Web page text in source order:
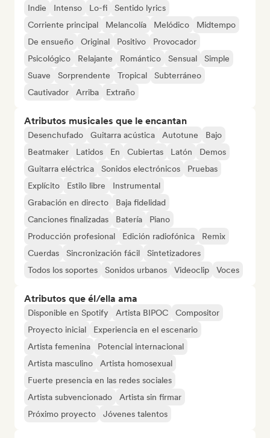
Indie
Intenso Lo-fi
Sentido lyrics
Corriente principal
Melancolía Melódico
Midtempo
De ensueño
Original Positivo
Provocador
Psicológico
Relajante Romántico Sensual
Simple
Suave
Sorprendente Tropical
Subterráneo
Cautivador
Arriba Extraño
Atributos musicales que le encantan
Desenchufado Guitarra acústica Autotune
Bajo
Beatmaker
Latidos En Cubiertas Latón
Demos
Guitarra eléctrica
Sonidos electrónicos
Pruebas
Explícito
Estilo libre
Instrumental
Grabación en directo
Baja fidelidad
Canciones finalizadas
Batería
Piano
Producción profesional
Edición radiofónica
Remix
Cuerdas
Sincronización fácil
Sintetizadores
Todos los soportes
Sonidos urbanos Videoclip Voces
Atributos que él/ella ama
Disponible en Spotify Artista BIPOC
Compositor
Proyecto inicial
Experiencia en el escenario
Artista femenina
Potencial internacional
Artista masculino
Artista homosexual
Fuerte presencia en las redes sociales
Artista subvencionado
Artista sin firmar
Próximo proyecto
Jóvenes talentos